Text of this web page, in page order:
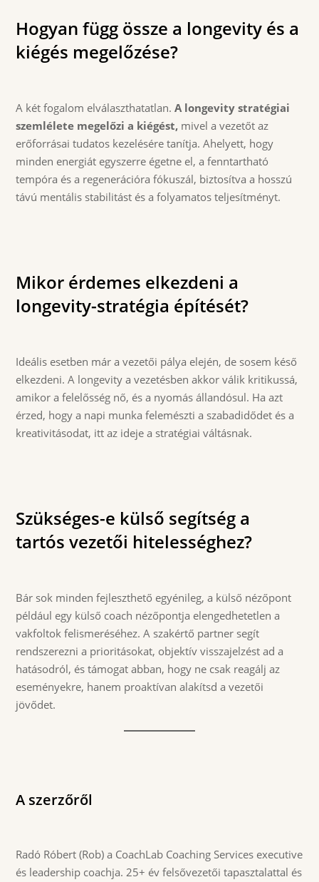
Hogyan függ össze a longevity és a
kiégés megelőzése?
A két fogalom elválaszthatatlan.A longevity stratégiai
szemlélete megelőzi a kiégést, mivel a vezetőt az
erőforrásai tudatos kezelésére tanítja. Ahelyett, hogy
minden energiát egyszerre égetne el, a fenntartható
tempóra és a regenerációra fókuszál, biztosítva a hosszú
távú mentális stabilitást és a folyamatos teljesítményt.
Mikor érdemes elkezdeni a
longevity-stratégia építését?
Ideális esetben már a vezetői pálya elején, de sosem késő
elkezdeni. A longevity a vezetésben akkor válik kritikussá,
amikor a felelősség nő, és a nyomás állandósul. Ha azt
érzed, hogy a napi munka felemészti a szabadidődet és a
kreativitásodat, itt az ideje a stratégiai váltásnak.
Szükséges-e külső segítség a
tartós vezetői hitelességhez?
Bár sok minden fejleszthető egyénileg, a külső nézőpont
például egy külső coach nézőpontja elengedhetetlen a
vakfoltok felismeréséhez. A szakértő partner segít
rendszerezni a prioritásokat, objektív visszajelzést ad a
hatásodról, és támogat abban, hogy ne csak reagálj az
eseményekre, hanem proaktívan alakítsd a vezetői
jövődet.
A szerzőről
Radó Róbert (Rob) a CoachLab Coaching Services executive
és leadership coachja. 25+ év felsővezetői tapasztalattal és